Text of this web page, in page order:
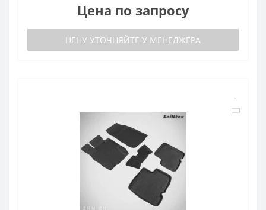
Цена по запросу
ЦЕНУ УТОЧНЯЙТЕ У МЕНЕДЖЕРА